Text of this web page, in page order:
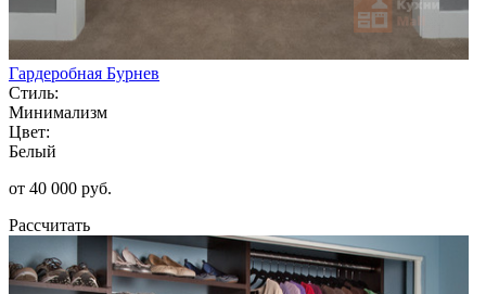
Гардеробная Бурнев
Стиль:
Минимализм
Цвет:
Белый
от 40 000 руб.
Рассчитать